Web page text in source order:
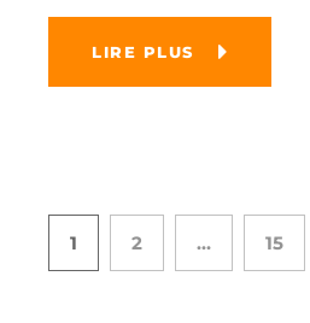
LIRE PLUS
1 2 … 15